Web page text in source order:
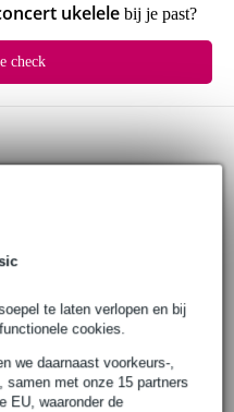
te laten verlopen en bij
cookies.
we daarnaast voorkeurs-,
met onze 15 partners
EU, waaronder de
ukelele bij je past?
check
inch)
inch)